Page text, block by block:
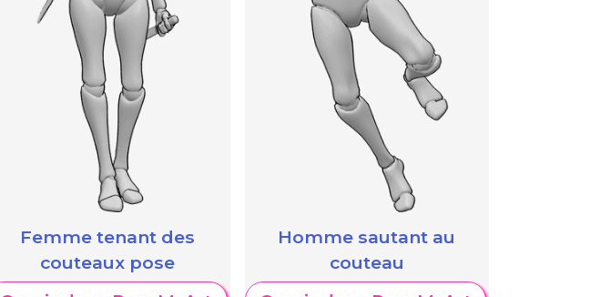
Femme tenant des
couteaux pose
Homme sautant au
couteau